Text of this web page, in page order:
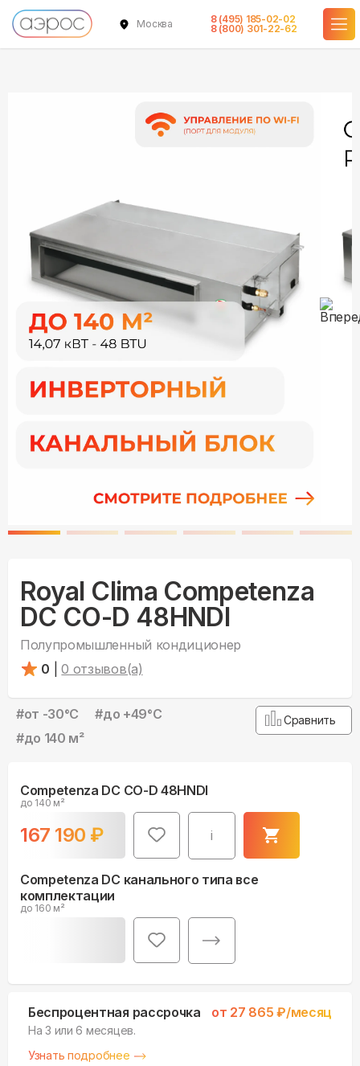
Москва
8 (495) 185-02-02
8 (800) 301-22-62
Royal Clima Competenza
DC CO-D 48HNDI
Полупромышленный кондиционер
0
0 отзывов(а)
#от -30°С #до +49°С
#до 140 м²
Сравнить
Competenza DC CO-D 48HNDI
до 140 м²
167 190 ₽ i
в наличии
Competenza DC канального типа все
комплектации
до 160 м²
в наличии
Беспроцентная рассрочка от 27 865 ₽/месяц
На 3 или 6 месяцев.
Узнать подробнее